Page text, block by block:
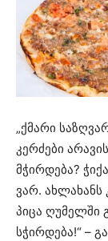
„ქმარი
კერძები
მჭირდება?
ვარ. ახლახანს
პიცა ღუმელში
სჭირდება!“ –